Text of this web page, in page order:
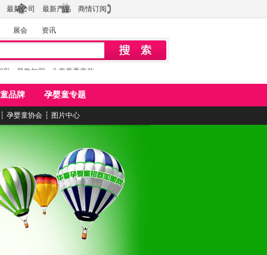
最新公司 最新产品 商情订阅
展会 资讯
乳 早教加盟 儿童夏季童装
品牌 孕婴童专题
┆ 孕婴童协会 ┆ 图片中心